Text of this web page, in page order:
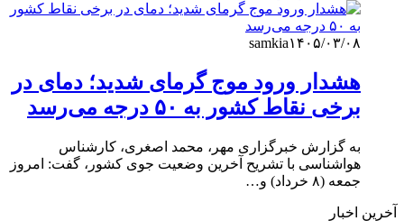
samkia۱۴۰۵/۰۳/۰۸
هشدار ورود موج گرمای شدید؛ دمای در
برخی نقاط کشور به ۵۰ درجه می‌رسد
به گزارش خبرگزاری مهر، محمد اصغری، کارشناس
هواشناسی با تشریح آخرین وضعیت جوی کشور، گفت: امروز
جمعه (۸ خرداد) و…
آخرین اخبار